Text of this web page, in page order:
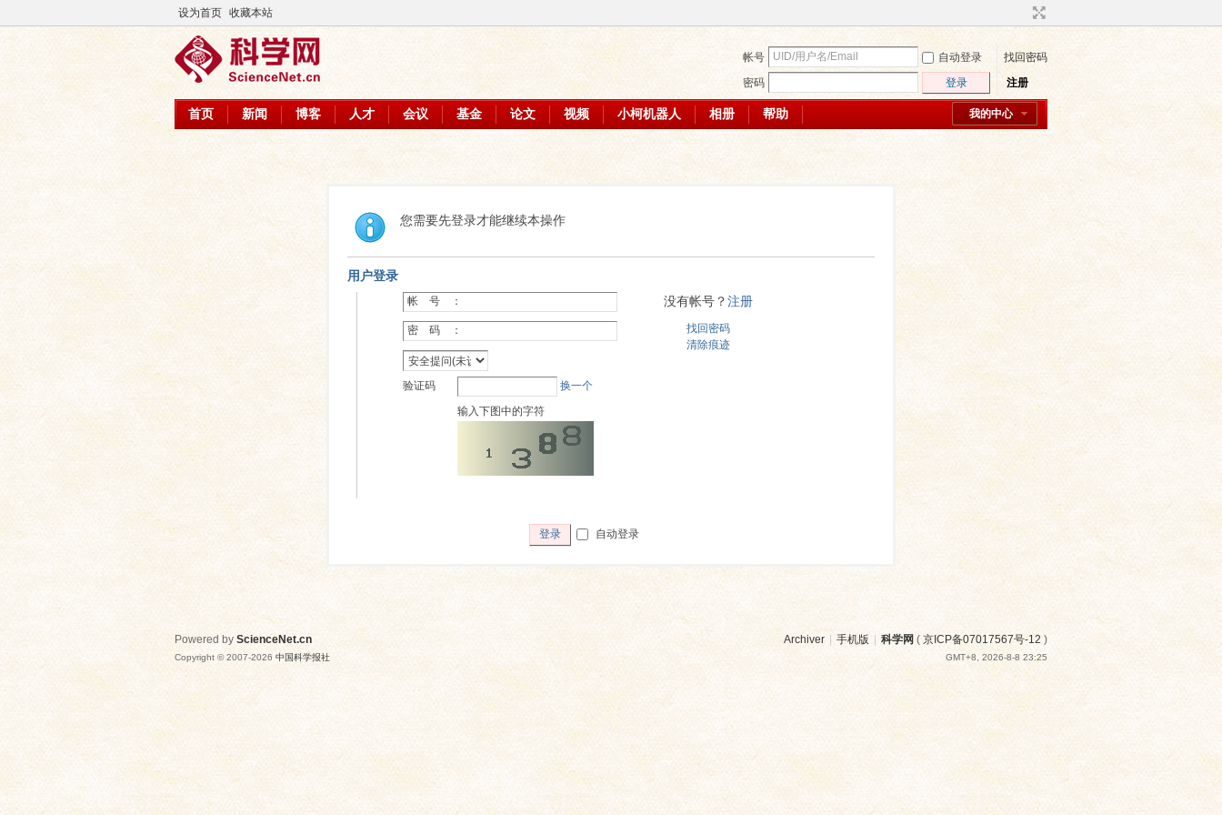
设为首页 收藏本站
帐号 自动登录
找回密码
密码
登录 注册
我的中心
首页 新闻 博客 人才 会议 基金 论文 视频 小柯机器人 相册 帮助
您需要先登录才能继续本操作
用户登录
帐 号 ：
密 码 ：
验证码
换一个
输入下图中的字符
没有帐号？注册
找回密码
清除痕迹
登录 自动登录
Archiver | 手机版 | 科学网 ( 京ICP备07017567号-12 )
GMT+8, 2026-8-8 23:25
Powered by ScienceNet.cn
Copyright © 2007-2026 中国科学报社